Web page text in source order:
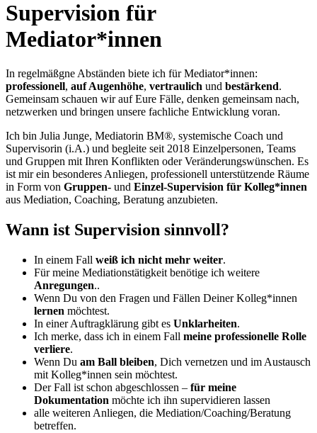
Supervision für
Mediator*innen
In regelmäßgne Abständen biete ich für Mediator*innen:
professionell, auf Augenhöhe, vertraulich und bestärkend.
Gemeinsam schauen wir auf Eure Fälle, denken gemeinsam nach,
netzwerken und bringen unsere fachliche Entwicklung voran.
Ich bin Julia Junge, Mediatorin BM®, systemische Coach und
Supervisorin (i.A.) und begleite seit 2018 Einzelpersonen, Teams
und Gruppen mit Ihren Konflikten oder Veränderungswünschen. Es
ist mir ein besonderes Anliegen, professionell unterstützende Räume
in Form von Gruppen- und Einzel-Supervision für Kolleg*innen
aus Mediation, Coaching, Beratung anzubieten.
Wann ist Supervision sinnvoll?
In einem Fall weiß ich nicht mehr weiter.
Für meine Mediationstätigkeit benötige ich weitere
Anregungen..
Wenn Du von den Fragen und Fällen Deiner Kolleg*innen
lernen möchtest.
In einer Auftragklärung gibt es Unklarheiten.
Ich merke, dass ich in einem Fall meine professionelle Rolle
verliere.
Wenn Du am Ball bleiben, Dich vernetzen und im Austausch
mit Kolleg*innen sein möchtest.
Der Fall ist schon abgeschlossen – für meine
Dokumentation möchte ich ihn supervidieren lassen
alle weiteren Anliegen, die Mediation/Coaching/Beratung
betreffen.